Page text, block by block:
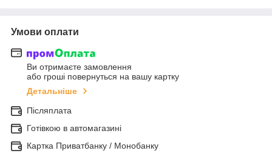
Умови оплати
Ви отримаєте замовлення
або гроші повернуться на вашу картку
Детальніше
Післяплата
Готівкою в автомагазині
Картка Приватбанку / Монобанку